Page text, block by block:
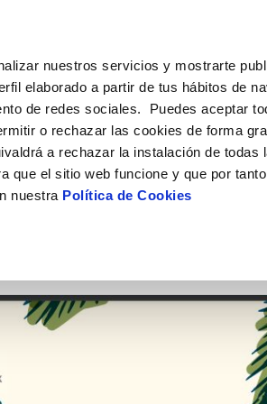
nuestros servicios y mostrarte
elaborado a partir de tus hábitos de
de redes sociales. Puedes aceptar
o rechazar las cookies de forma
a rechazar la instalación de todas
que el sitio web funcione y que por
nuestra Política de Cookies
MODIFICACIÓ DE DADES
Actualitzar dades bancàries
Actualitzar dades de
COMPROMÍS DE SERVEI
Carta de compromisos
Customer Counsel - Defensa
La Teua Aigua
CURES DE L'AIGUA
Consells d’estalvi
Depòsits comunitaris
Coneix-nos
PERFIL DEL CONTRACTANT
Plataforma de contractes del
públic
Portal del proveïdor
El